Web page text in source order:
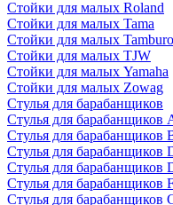
Стойки для малых Roland
Стойки для малых Tama
Стойки для малых Tamburo
Стойки для малых TJW
Стойки для малых Yamaha
Стойки для малых Zowag
Стулья для барабанщиков
Стулья для барабанщиков
Стулья для барабанщиков
Стулья для барабанщиков
Стулья для барабанщиков
Стулья для барабанщиков
Стулья для барабанщиков